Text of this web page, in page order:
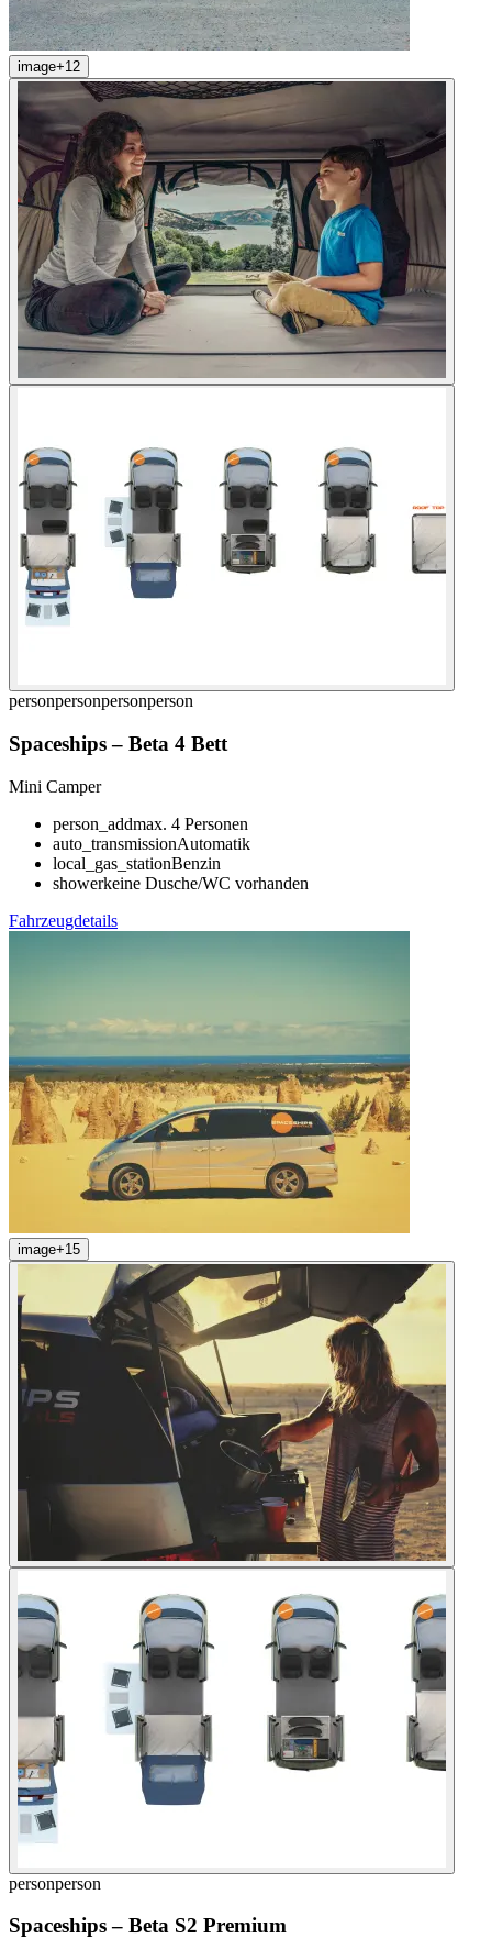
image+12
personpersonpersonperson
Spaceships– Beta 4 Bett
Mini Camper
person_addmax. 4 Personen
auto_transmissionAutomatik
local_gas_stationBenzin
showerkeine Dusche/WC vorhanden
Fahrzeugdetails
image+15
personperson
Spaceships– Beta S2 Premium